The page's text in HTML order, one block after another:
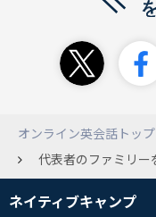
オンライン英会話トップ
代表者のファミリー
ネイティブキャンプ